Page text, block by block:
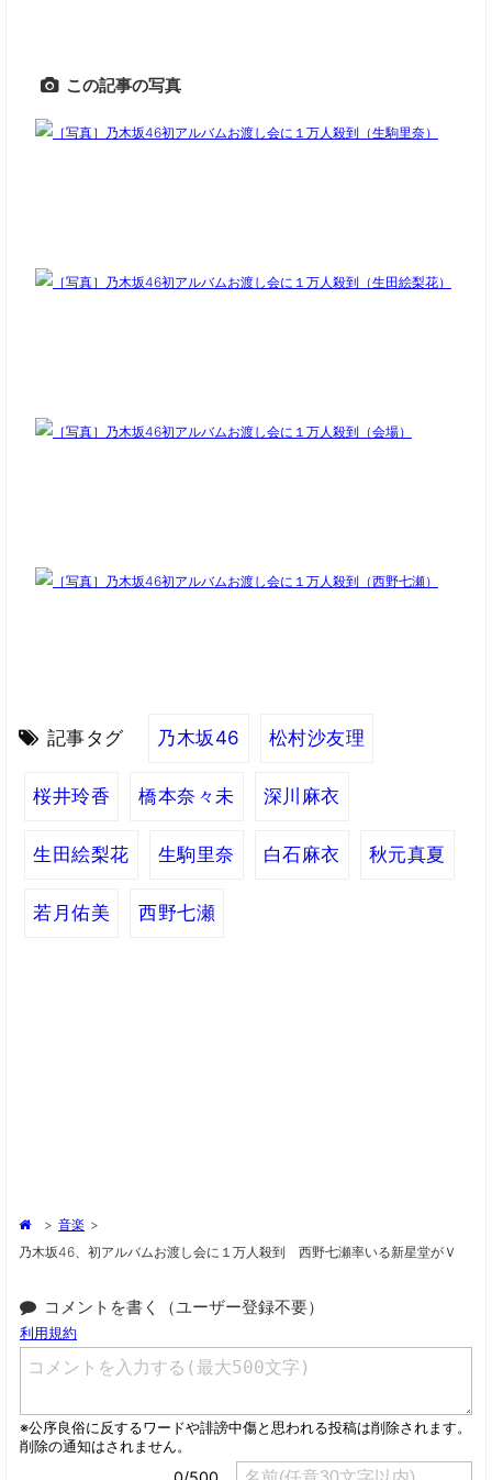
この記事の写真
記事タグ 乃木坂46 松村沙友理
桜井玲香 橋本奈々未 深川麻衣
生田絵梨花 生駒里奈 白石麻衣 秋元真夏
若月佑美 西野七瀬
> 音楽 >
乃木坂46、初アルバムお渡し会に１万人殺到 西野七瀬率いる新星堂がＶ
コメントを書く（ユーザー登録不要）